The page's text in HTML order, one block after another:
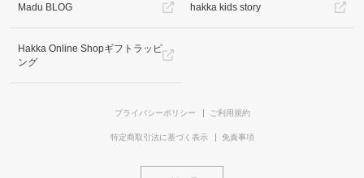
Madu BLOG hakka kids story
Hakka Online Shopギフトラッピ
ング
プライバシーポリシー ご利用規約
特定商取引法に基づく表示 免責事項